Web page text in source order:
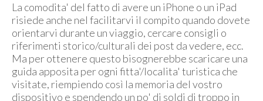
La comodita' del fatto di avere un iPhone o un iPad
risiede anche nel facilitarvi il compito quando dovete
orientarvi durante un viaggio, cercare consigli o
riferimenti storico/culturali dei post da vedere, ecc.
Ma per ottenere questo bisognerebbe scaricare una
guida apposita per ogni fitta'/localita' turistica che
visitate, riempiendo così la memoria del vostro
dispositivo e spendendo un po' di soldi di troppo in